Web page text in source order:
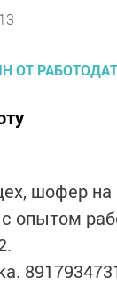
шофер на
опытом